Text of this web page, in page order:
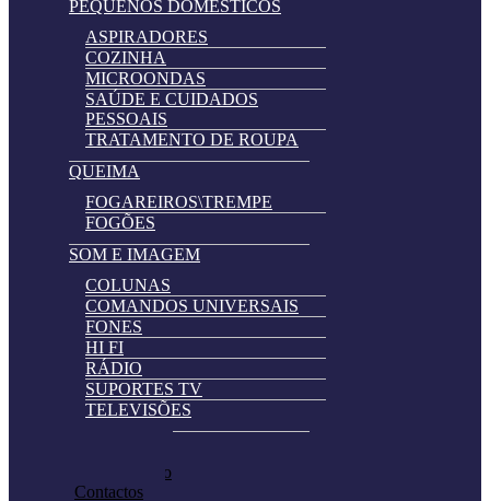
PEQUENOS DOMESTICOS
ASPIRADORES
COZINHA
MICROONDAS
SAÚDE E CUIDADOS
PESSOAIS
TRATAMENTO DE ROUPA
QUEIMA
FOGAREIROS\TREMPE
FOGÕES
SOM E IMAGEM
COLUNAS
COMANDOS UNIVERSAIS
FONES
HI FI
RÁDIO
SUPORTES TV
TELEVISÕES
Pedir Cotação
Contactos